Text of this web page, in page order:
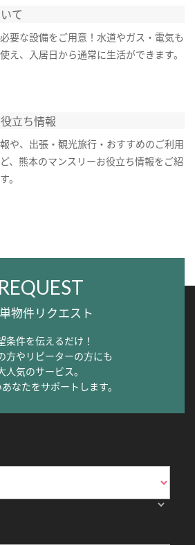
て
要な設備をご用意！水道やガス・電気も
え、入居日から通常に生活ができます。
立ち情報
や、出張・観光旅行・おすすめのご利用
、熊本のマンスリーお役立ち情報をご紹
。
REQUEST
物件リクエスト
条件を伝えるだけ！
方やリピーターの方にも
人気のサービス。
なたをサポートします。